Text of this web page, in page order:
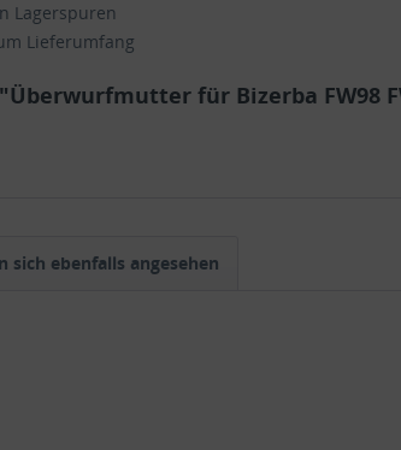
Lagerspuren
Lieferumfang
für Bizerba FW98
sich ebenfalls angesehen